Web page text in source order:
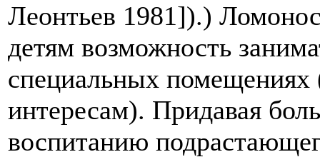
Леонтьев 1981]).)
детям возможность
специальных помещениях
интересам). Придавая
воспитанию